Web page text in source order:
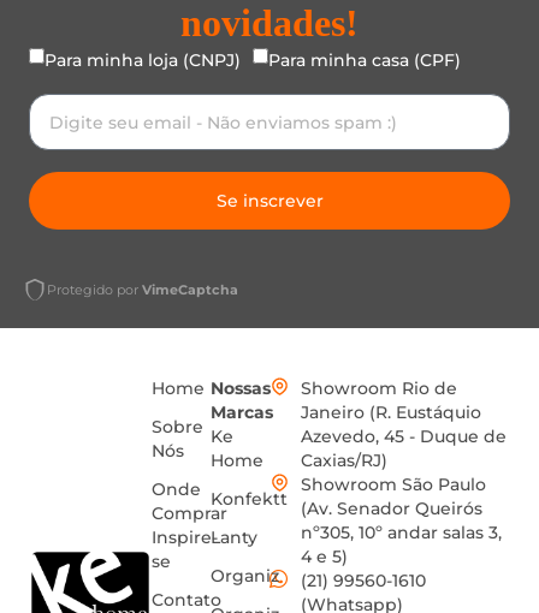
novidades!
Para minha loja (CNPJ) Para minha casa (CPF)
Se inscrever
Protegido por VimeCaptcha
Home
Sobre
Nós
Onde
Comprar
Inspire-
se
Contato
Nossas
Marcas
Ke
Home
Konfektt
Lanty
Organiz
Showroom Rio de
Janeiro (R. Eustáquio
Azevedo, 45 - Duque de
Caxias/RJ)
Showroom São Paulo
(Av. Senador Queirós
nº305, 10º andar salas 3,
4 e 5)
(21) 99560-1610
(Whatsapp)